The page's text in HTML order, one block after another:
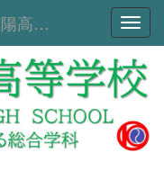
ようこそ群馬県立伊勢崎興陽高等学校へ！